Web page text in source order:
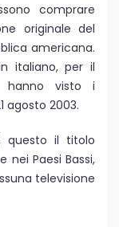
comprare
originale del
americana.
italiano, per il
hanno visto i
agosto 2003.
questo il titolo
nei Paesi Bassi,
televisione